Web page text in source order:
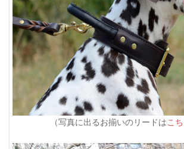
（写真に出るお揃いのリードはこ